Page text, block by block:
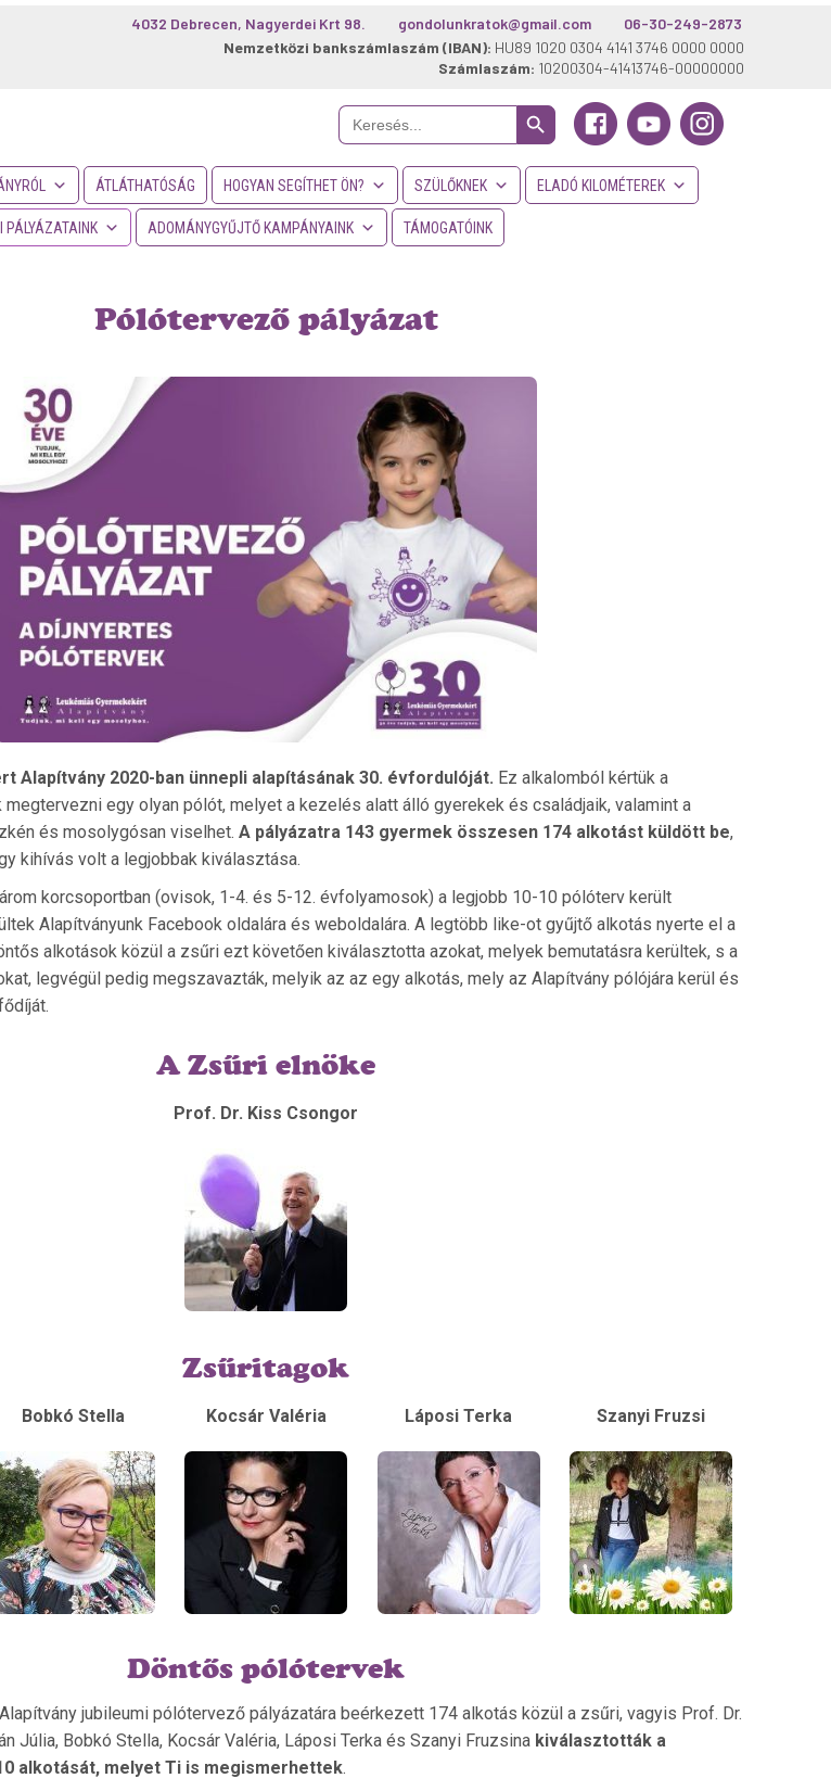
06-30-249-2873
gondolunkratok@gmail.com
4032 Debrecen, Nagyerdei Krt 98.
Nemzetközi bankszámlaszám (IBAN): HU89 1020 0304 4141 3746 0000 0000
Számlaszám: 10200304-41413746-00000000
Search
for:
Search Button
ÁTLÁTHATÓSÁG HOGYAN SEGÍTHET ÖN? SZÜLŐKNEK ELADÓ KILOMÉTEREK
PÁLYÁZATAINK ADOMÁNYGYŰJTŐ KAMPÁNYAINK TÁMOGATÓINK
Pólótervező pályázat
Alapítvány 2020-ban ünnepli alapításának 30. évfordulóját. Ez alkalomból kértük a
egy olyan pólót, melyet a kezelés alatt álló gyerekek és családjaik, valamint a
és mosolygósan viselhet. A pályázatra 143 gyermek összesen 174 alkotást küldött be,
kihívás volt a legjobbak kiválasztása.
korcsoportban (ovisok, 1-4. és 5-12. évfolyamosok) a legjobb 10-10 pólóterv került
Alapítványunk Facebook oldalára és weboldalára. A legtöbb like-ot gyűjtő alkotás nyerte el a
alkotások közül a zsűri ezt követően kiválasztotta azokat, melyek bemutatásra kerültek, s a
legvégül pedig megszavazták, melyik az az egy alkotás, mely az Alapítvány pólójára kerül és
A Zsűri elnöke
Prof. Dr. Kiss Csongor
Zsűritagok
Bobkó Stella Kocsár Valéria Láposi Terka Szanyi Fruzsi
Döntős pólótervek
jubileumi pólótervező pályázatára beérkezett 174 alkotás közül a zsűri, vagyis Prof. Dr.
Júlia, Bobkó Stella, Kocsár Valéria, Láposi Terka és Szanyi Fruzsina kiválasztották a
alkotását, melyet Ti is megismerhettek.